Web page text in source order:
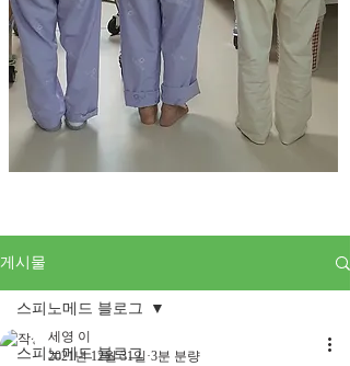
게시물
스피노메드 블로그
스피노메드 블로그
세영 이
2021년 12월 31일 3분 분량